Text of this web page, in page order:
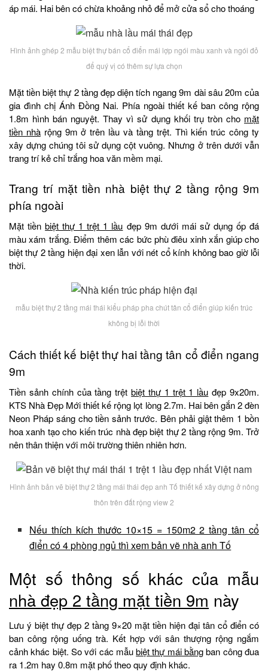
áp mái. Hai bên có chừa khoảng nhỏ để mở cửa sổ cho thoáng
Hình ảnh ghép 2 mẫu biệt thự bán cổ điển mái lợp ngói màu xanh và ngói đỏ
để quý vị có thêm sự lựa chọn
Mặt tiền biệt thự 2 tầng đẹp diện tích ngang 9m dài sâu 20m của
gia đình chị Ánh Đồng Nai. Phía ngoài thiết kế ban công rộng
1.8m hình bán nguyệt. Thay vì sử dụng khối trụ tròn cho mặt
tiền nhàrộng 9m ở trên lầu và tầng trệt. Thì kiến trúc công ty
xây dựng chúng tôi sử dụng cột vuông. Nhưng ở trên dưới vẫn
trang trí kẻ chỉ trắng hoa văn mềm mại.
Trang trí mặt tiền nhà biệt thự 2 tầng rộng 9m
phía ngoài
Mặt tiềnbiệt thự 1 trệt 1 lầu đẹp 9m dưới mái sử dụng ốp đá
màu xám trắng. Điểm thêm các bức phù điêu xinh xắn giúp cho
biệt thự 2 tầng hiện đại xen lẫn với nét cổ kính không bao giờ lỗi
thời.
mẫu biệt thự 2 tầng mái thái kiểu pháp pha chút tân cổ điển giúp kiến trúc
không bị lỗi thời
Cách thiết kế biệt thự hai tầng tân cổ điển ngang
9m
Tiền sảnh chính của tầng trệtbiệt thự 1 trệt 1 lầu đẹp 9x20m.
KTS Nhà Đẹp Mới thiết kế rộng lọt lòng 2.7m. Hai bên gắn 2 đèn
Neon Pháp sáng cho tiền sảnh trước. Bên phải giật thêm 1 bồn
hoa xanh tạo cho kiến trúc nhà đẹp biệt thự 2 tầng rộng 9m. Trở
nên thân thiện với môi trường thiên nhiên hơn.
Hình ảnh bản vẽ biệt thự 2 tầng mái thái đẹp anh Tố thiết kế xây dựng ở nông
thôn trên đất rộng view 2
Nếu thích kích thước 10×15 = 150m2 2 tầng tân cổ
điển có 4 phòng ngủ thì xem bản vẽ nhà anh Tố
Một số thông số khác của mẫu
nhà đẹp 2 tầng mặt tiền 9m này
Lưu ý biệt thự đẹp 2 tầng 9×20 mặt tiền hiện đại tân cổ điển có
ban công rộng uống trà. Kết hợp với sân thượng rộng ngắm
cảnh khác biệt. So với các mẫubiệt thự mái bằngban công đua
ra 1.2m hay 0.8m mặt phố theo quy định khác.